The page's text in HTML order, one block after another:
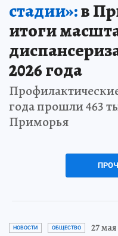
стадии»:в
итоги
2026 года
года прошли 463
Приморья
НОВОСТИ ОБЩЕСТВО 27 мая